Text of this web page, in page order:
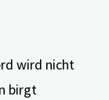
wird nicht
birgt